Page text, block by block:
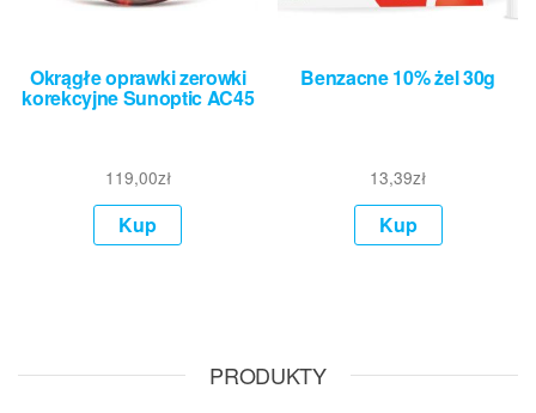
Okrągłe oprawki zerowki
korekcyjne Sunoptic AC45
119,00zł
Kup
Benzacne 10% żel 30g
13,39zł
Kup
PRODUKTY